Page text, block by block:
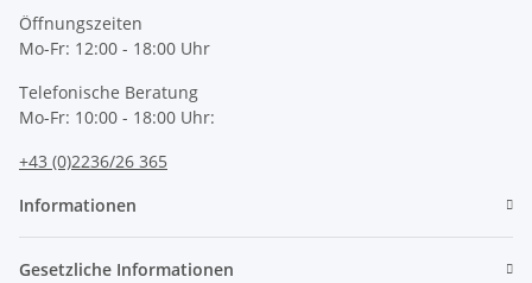
Öffnungszeiten
Mo-Fr: 12:00 - 18:00 Uhr
Telefonische Beratung
Mo-Fr: 10:00 - 18:00 Uhr:
+43 (0)2236/26 365
Informationen
Gesetzliche Informationen